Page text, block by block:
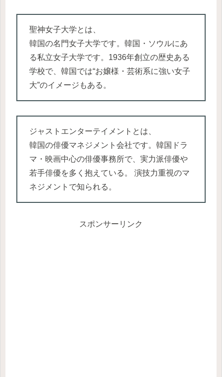
聖神女子大学とは、
韓国の名門女子大学です。韓国・ソウルにあ
る私立女子大学です。1936年創立の歴史ある
学校で、韓国では“お嬢様・芸術系に強い女子
大”のイメージもある。
ジャストエンターテイメントとは、
韓国の俳優マネジメント会社です。韓国ドラ
マ・映画中心の俳優事務所で、実力派俳優や
若手俳優を多く抱えている。 演技力重視のマ
ネジメントで知られる。
スポンサーリンク